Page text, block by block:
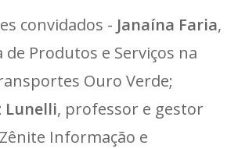
convidados - Janaína Faria,
Produtos e Serviços na
Ouro Verde;
Lunelli, professor e gestor
Informação e